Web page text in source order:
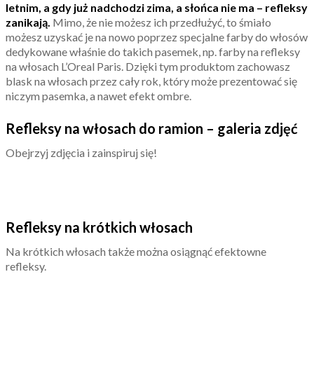
letnim, a gdy już nadchodzi zima, a słońca nie ma – refleksy
zanikają. Mimo, że nie możesz ich przedłużyć, to śmiało
możesz uzyskać je na nowo poprzez specjalne farby do włosów
dedykowane właśnie do takich pasemek, np. farby na refleksy
na włosach L’Oreal Paris. Dzięki tym produktom zachowasz
blask na włosach przez cały rok, który może prezentować się
niczym pasemka, a nawet efekt ombre.
Refleksy na włosach do ramion – galeria zdjęć
Obejrzyj zdjęcia i zainspiruj się!
Refleksy na krótkich włosach
Na krótkich włosach także można osiągnąć efektowne
refleksy.